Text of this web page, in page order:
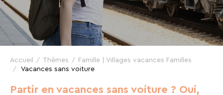
Accueil Thèmes
Famille | Villages vacances Familles
Vacances sans voiture
Partir en vacances sans voiture ? Oui,
VTF,
des
offres
exclusives
et
des
bons